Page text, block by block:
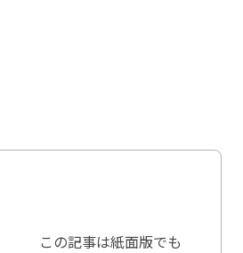
この記事は紙面版でも